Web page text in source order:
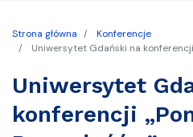
Strona główna
Konferencje
Uniwersytet Gdański na konferencji
Uniwersytet
konferencji